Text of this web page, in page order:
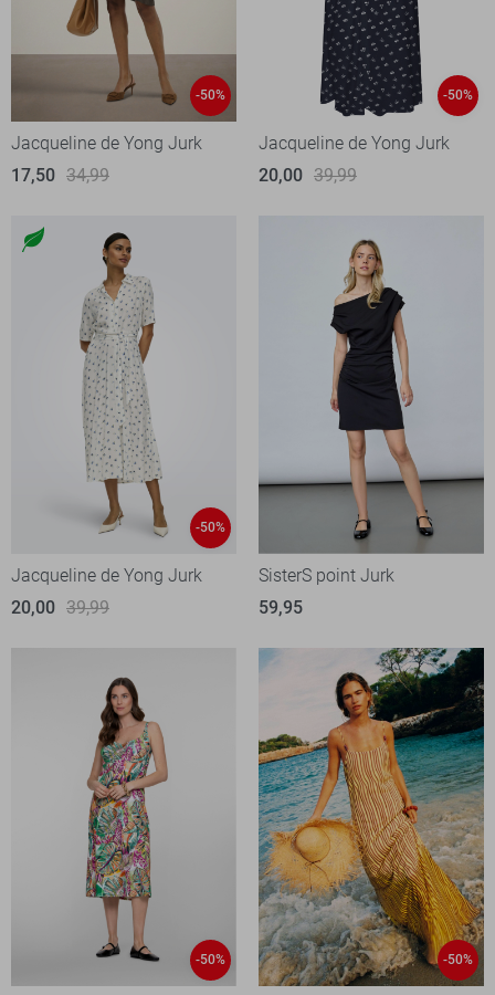
-50%
Jacqueline de Yong Jurk
17,50 34,99
-50%
Jacqueline de Yong Jurk
20,00 39,99
-50%
Jacqueline de Yong Jurk
20,00 39,99
SisterS point Jurk
59,95
-50% -50%